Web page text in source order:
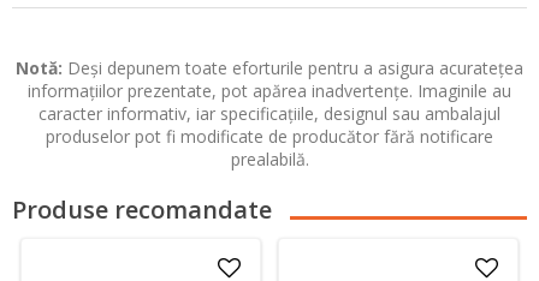
Notă: Deși depunem toate eforturile pentru a asigura acuratețea
informațiilor prezentate, pot apărea inadvertențe. Imaginile au
caracter informativ, iar specificațiile, designul sau ambalajul
produselor pot fi modificate de producător fără notificare
prealabilă.
Produse recomandate